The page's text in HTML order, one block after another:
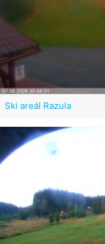
Ski areál Razula